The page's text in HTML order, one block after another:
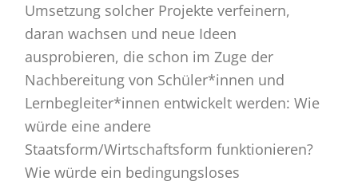
Umsetzung solcher Projekte verfeinern,
daran wachsen und neue Ideen
ausprobieren, die schon im Zuge der
Nachbereitung von Schüler*innen und
Lernbegleiter*innen entwickelt werden: Wie
würde eine andere
Staatsform/Wirtschaftsform funktionieren?
Wie würde ein bedingungsloses